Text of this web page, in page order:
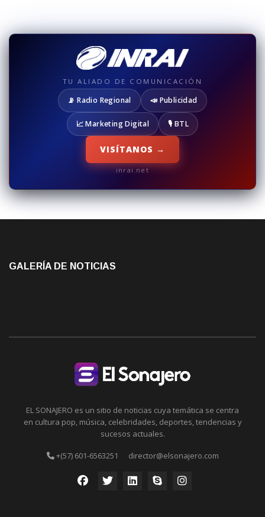
TU ALIADO DE COMUNICACIÓN
📡 Radio Regional 📣 Publicidad
📈 Marketing Digital 🎙️ BTL
VISÍTANOS →
inrai.net
GALERÍA DE NOTICIAS
EL SONAJERO es un sitio de noticias cuya temática se centra
en cultura pop, música, celebridades, deportes, tendencias y
sucesos actuales.
+(57) 601-6563251 director@elsonajero.com